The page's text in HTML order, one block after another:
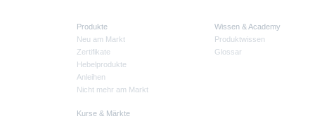
Produkte
Neu am Markt
Zertifikate
Hebelprodukte
Anleihen
Nicht mehr am Markt
Kurse & Märkte
Wissen & Academy
Produktwissen
Glossar